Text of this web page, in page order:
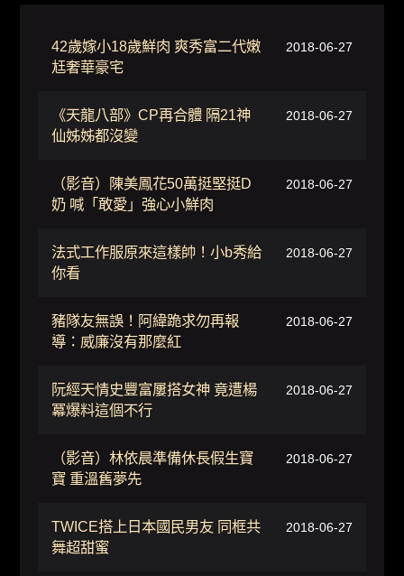
2018-06-27
42歲嫁小18歲鮮肉 爽秀富二代嫩
尪奢華豪宅
2018-06-27
《天龍八部》CP再合體 隔21神
仙姊姊都沒變
2018-06-27
（影音）陳美鳳花50萬挺堅挺D
奶 喊「敢愛」強心小鮮肉
2018-06-27
法式工作服原來這樣帥！小b秀給
你看
2018-06-27
豬隊友無誤！阿緯跪求勿再報
導：威廉沒有那麼紅
2018-06-27
阮經天情史豐富屢搭女神 竟遭楊
冪爆料這個不行
2018-06-27
（影音）林依晨準備休長假生寶
寶 重溫舊夢先
2018-06-27
TWICE搭上日本國民男友 同框共
舞超甜蜜